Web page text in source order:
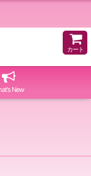
カート
New